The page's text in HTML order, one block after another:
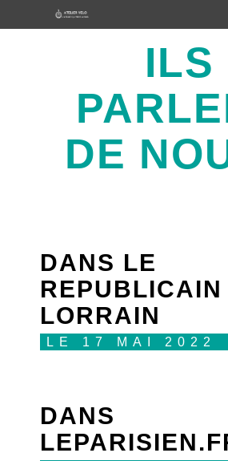
ILS
DE
DANS LE
REPUBLICAIN
LORRAIN
LE 17 MAI 2022
DANS